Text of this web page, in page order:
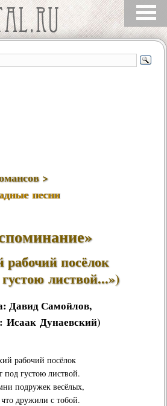
>
песни
рабочий посёлок
листвой...»)
Давид Самойлов,
Исаак Дунаевский)
рабочий посёлок
под густою листвой.
подружек весёлых,
дружили с тобой.